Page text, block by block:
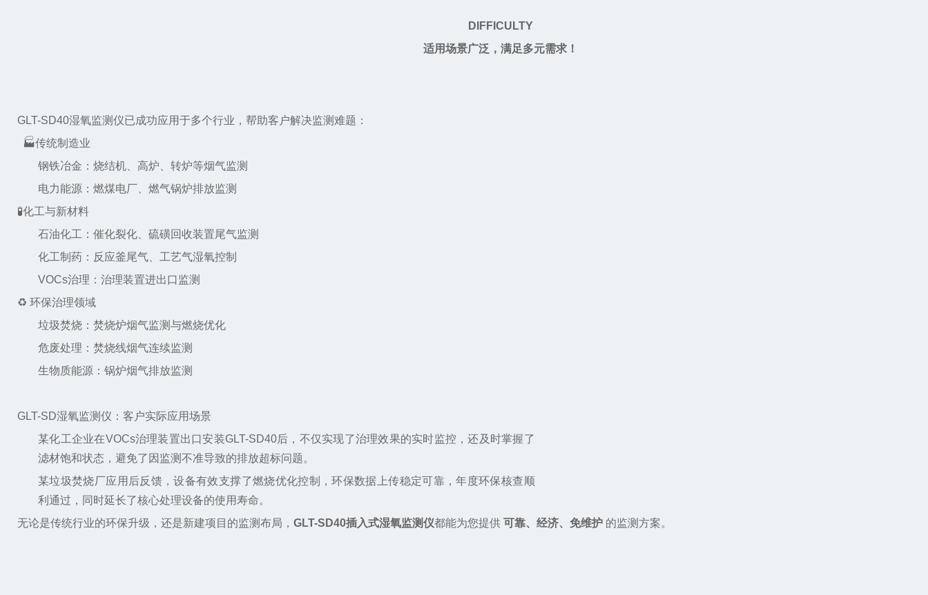
DIFFICULTY
适用场景广泛，满足多元需求！
GLT-SD40湿氧监测仪已成功应用于多个行业，帮助客户解决监测难题：
🏭传统制造业
钢铁冶金：烧结机、高炉、转炉等烟气监测
电力能源：燃煤电厂、燃气锅炉排放监测
🧪化工与新材料
石油化工：催化裂化、硫磺回收装置尾气监测
化工制药：反应釜尾气、工艺气湿氧控制
VOCs治理：治理装置进出口监测
♻️ 环保治理领域
垃圾焚烧：焚烧炉烟气监测与燃烧优化
危废处理：焚烧线烟气连续监测
生物质能源：锅炉烟气排放监测
GLT-SD湿氧监测仪：客户实际应用场景
某化工企业在VOCs治理装置出口安装GLT-SD40后，不仅实现了治理效果的实时监控，还及时掌握了
滤材饱和状态，避免了因监测不准导致的排放超标问题。
某垃圾焚烧厂应用后反馈，设备有效支撑了燃烧优化控制，环保数据上传稳定可靠，年度环保核查顺
利通过，同时延长了核心处理设备的使用寿命。
无论是传统行业的环保升级，还是新建项目的监测布局， GLT-SD40插入式湿氧监测仪都能为您提供 可靠、经济、免维护 的监测方案。